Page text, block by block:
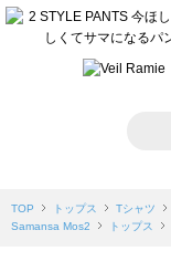
TOP トップス Tシャツ
Samansa Mos2
トップス